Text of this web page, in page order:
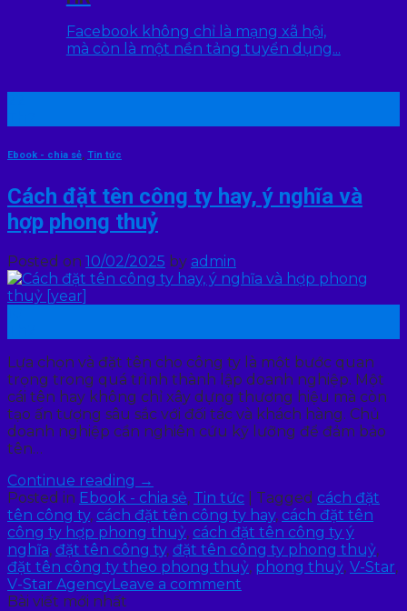
Facebook không chỉ là mạng xã hội,
mà còn là một nền tảng tuyển dụng...
Ebook - chia sẻ, Tin tức
Cách đặt tên công ty hay, ý nghĩa và
hợp phong thuỷ
Posted on 10/02/2025 by admin
Lựa chọn và đặt tên cho công ty là một bước quan
trọng trong quá trình thành lập doanh nghiệp. Một
cái tên hay không chỉ xây dựng thương hiệu mà còn
tạo ấn tượng sâu sắc với đối tác và khách hàng. Chủ
doanh nghiệp cần nghiên cứu kỹ lưỡng để đảm bảo
tên…
Continue reading →
Posted in Ebook - chia sẻ, Tin tức Tagged cách đặt
tên công ty, cách đặt tên công ty hay, cách đặt tên
công ty hợp phong thuỷ, cách đặt tên công ty ý
nghĩa, đặt tên công ty, đặt tên công ty phong thuỷ,
đặt tên công ty theo phong thuỷ, phong thuỷ, V-Star,
V-Star AgencyLeave a comment
Bài viết mới nhất